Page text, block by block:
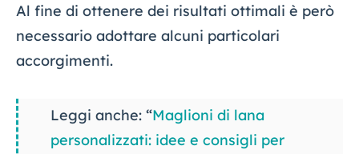
Al fine di ottenere dei risultati ottimali è però
necessario adottare alcuni particolari
accorgimenti.
Leggi anche: “Maglioni di lana
personalizzati: idee e consigli per